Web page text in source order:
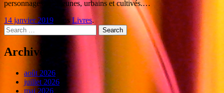
personnages sont jeunes, urbains et cultivés.…
14 janvier 2019 dans Livres.
Search
Archives
août 2026
juillet 2026
mai 2026